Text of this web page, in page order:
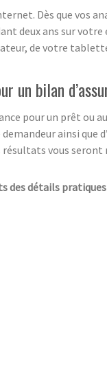
Dès que vos
deux ans sur
de votre
un bilan
pour un prêt ou
ainsi
vous seront
des détails